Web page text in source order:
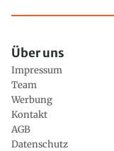
Über uns
Impressum
Team
Werbung
Kontakt
AGB
Datenschutz